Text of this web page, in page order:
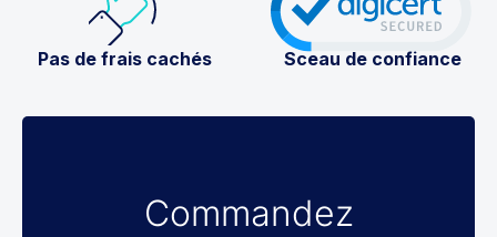
Pas de frais cachés Sceau de confiance
Commandez